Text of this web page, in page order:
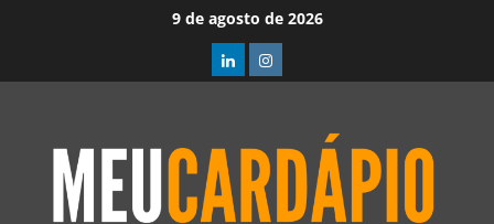
9 de agosto de 2026